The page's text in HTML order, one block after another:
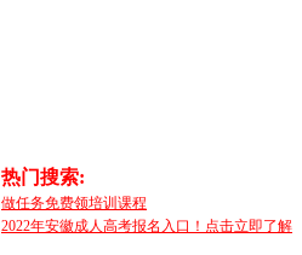
热门搜索:
做任务免费领培训课程
2022年安徽成人高考报名入口！点击立即了解